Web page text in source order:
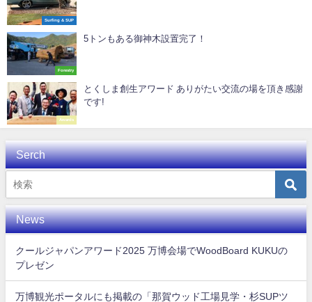
Surfing & SUP
Forestry
5トンもある御神木設置完了！
Awards
とくしま創生アワード ありがたい交流の場を頂き感謝
です!
Serch
News
クールジャパンアワード2025 万博会場でWoodBoard KUKUの
プレゼン
万博観光ポータルにも掲載の「那賀ウッド工場見学・杉SUPツ